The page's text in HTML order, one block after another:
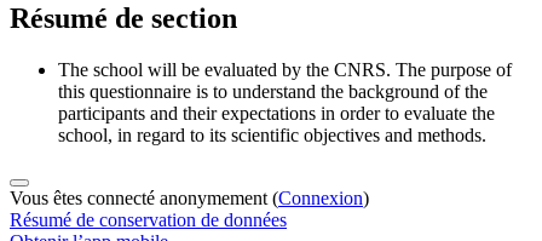
Résumé de section
The school will be evaluated by the CNRS. The purpose of
this questionnaire is to understand the background of the
participants and their expectations in order to evaluate the
school, in regard to its scientific objectives and methods.
Vous êtes connecté anonymement (Connexion)
Résumé de conservation de données